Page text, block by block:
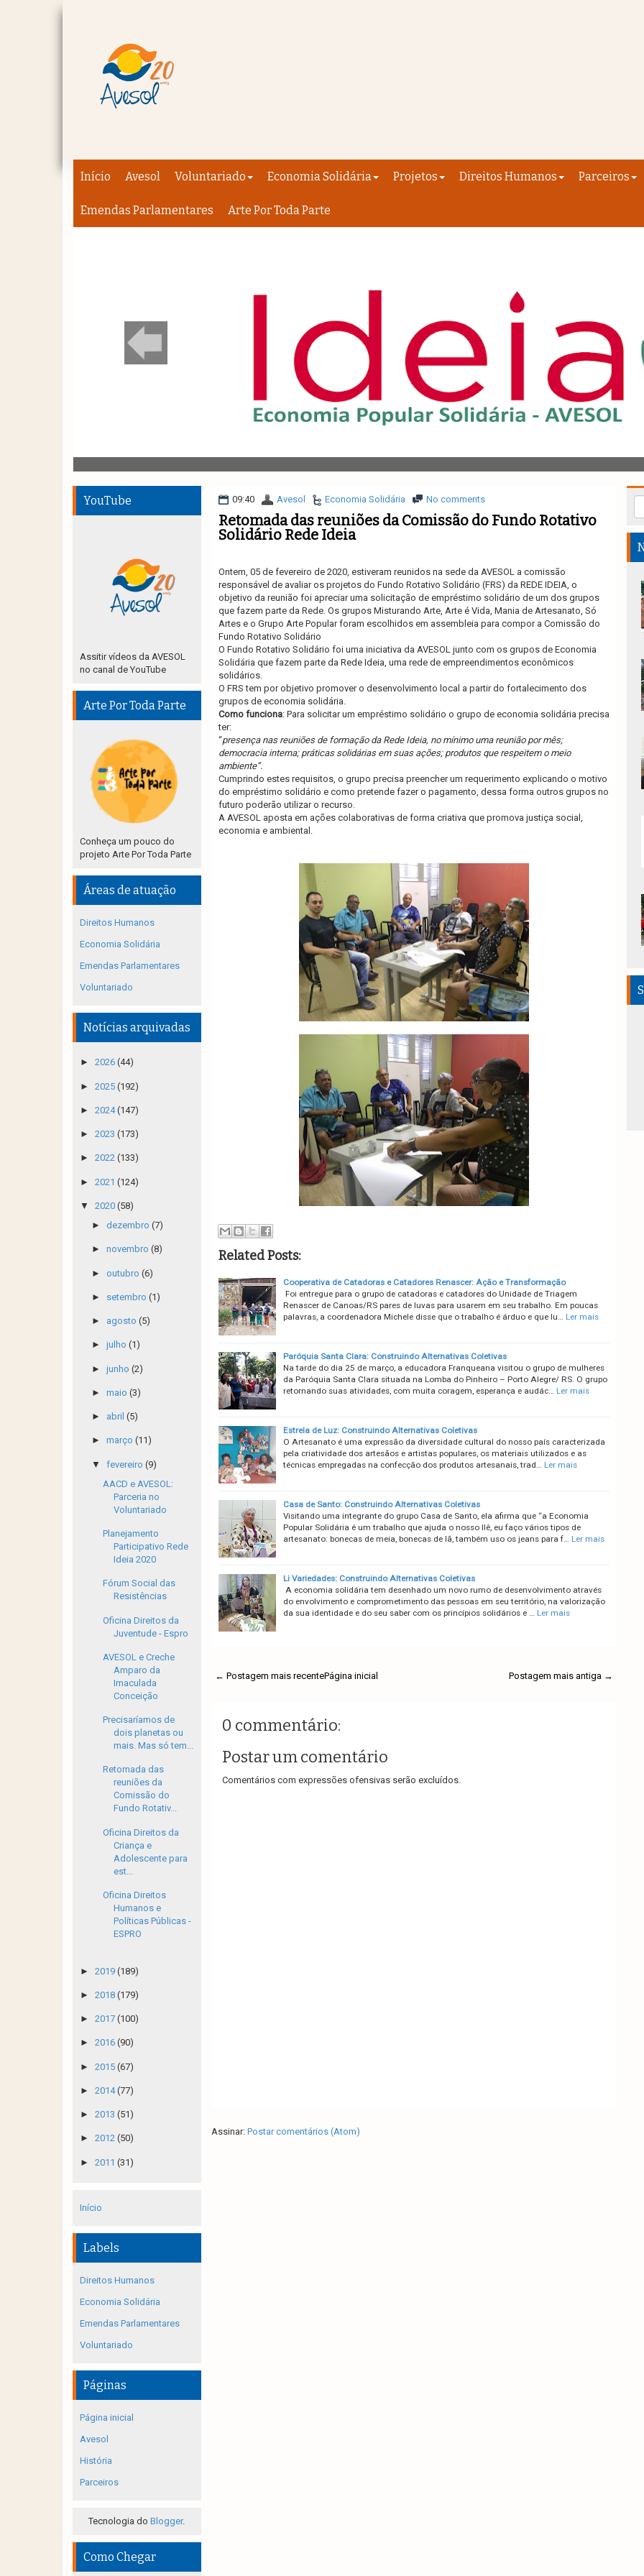
Início Avesol Voluntariado Economia Solidária Projetos Direitos Humanos Parceiros
Emendas Parlamentares Arte Por Toda Parte
09:40 Avesol Economia Solidária No comments
Retomada das reuniões da Comissão do Fundo Rotativo
Solidário Rede Ideia
Ontem, 05 de fevereiro de 2020, estiveram reunidos na sede da AVESOL a comissão
responsável de avaliar os projetos do Fundo Rotativo Solidário (FRS) da REDE IDEIA, o
objetivo da reunião foi apreciar uma solicitação de empréstimo solidário de um dos grupos
que fazem parte da Rede. Os grupos Misturando Arte, Arte é Vida, Mania de Artesanato, Só
Artes e o Grupo Arte Popular foram escolhidos em assembleia para compor a Comissão do
Fundo Rotativo Solidário
O Fundo Rotativo Solidário foi uma iniciativa da AVESOL junto com os grupos de Economia
Solidária que fazem parte da Rede Ideia, uma rede de empreendimentos econômicos
solidários.
O FRS tem por objetivo promover o desenvolvimento local a partir do fortalecimento dos
grupos de economia solidária.
Como funciona: Para solicitar um empréstimo solidário o grupo de economia solidária precisa
ter:
“presença nas reuniões de formação da Rede Ideia, no mínimo uma reunião por mês;
democracia interna; práticas solidárias em suas ações; produtos que respeitem o meio
ambiente”.
Cumprindo estes requisitos, o grupo precisa preencher um requerimento explicando o motivo
do empréstimo solidário e como pretende fazer o pagamento, dessa forma outros grupos no
futuro poderão utilizar o recurso.
A AVESOL aposta em ações colaborativas de forma criativa que promova justiça social,
economia e ambiental.
Related Posts:
Cooperativa de Catadoras e Catadores Renascer: Ação e Transformação
Foi entregue para o grupo de catadoras e catadores do Unidade de Triagem
Renascer de Canoas/RS pares de luvas para usarem em seu trabalho. Em poucas
palavras, a coordenadora Michele disse que o trabalho é árduo e que lu…
Ler mais
Paróquia Santa Clara: Construindo Alternativas Coletivas
Na tarde do dia 25 de março, a educadora Franqueana visitou o grupo de mulheres
da Paróquia Santa Clara situada na Lomba do Pinheiro – Porto Alegre/ RS. O grupo
retornando suas atividades, com muita coragem, esperança e audác…
Ler mais
Estrela de Luz: Construindo Alternativas Coletivas
O Artesanato é uma expressão da diversidade cultural do nosso país caracterizada
pela criatividade dos artesãos e artistas populares, os materiais utilizados e as
técnicas empregadas na confecção dos produtos artesanais, trad…
Ler mais
Casa de Santo: Construindo Alternativas Coletivas
Visitando uma integrante do grupo Casa de Santo, ela afirma que “a Economia
Popular Solidária é um trabalho que ajuda o nosso Ilê, eu faço vários tipos de
artesanato: bonecas de meia, bonecas de lã, também uso os jeans para f…
Ler mais
Li Variedades: Construindo Alternativas Coletivas
A economia solidária tem desenhado um novo rumo de desenvolvimento através
do envolvimento e comprometimento das pessoas em seu território, na valorização
da sua identidade e do seu saber com os princípios solidários e …
Ler mais
← Postagem mais recente Postagem mais antiga →
Página inicial
0 commentário:
Postar um comentário
Comentários com expressões ofensivas serão excluídos.
Assinar: Postar comentários (Atom)
YouTube
Assitir vídeos da AVESOL
no canal de YouTube
Arte Por Toda Parte
Conheça um pouco do
projeto Arte Por Toda Parte
Áreas de atuação
Direitos Humanos
Economia Solidária
Emendas Parlamentares
Voluntariado
Notícias arquivadas
► 2026 (44)
► 2025 (192)
► 2024(147)
► 2023 (173)
► 2022 (133)
► 2021 (124)
▼ 2020 (58)
► dezembro (7)
► novembro (8)
► outubro (6)
► setembro (1)
► agosto (5)
► julho (1)
► junho (2)
► maio (3)
► abril (5)
► março (11)
▼ fevereiro (9)
AACD e AVESOL:
Parceria no
Voluntariado
Planejamento
Participativo Rede
Ideia 2020
Fórum Social das
Resistências
Oficina Direitos da
Juventude - Espro
AVESOL e Creche
Amparo da
Imaculada
Conceição
Precisaríamos de
dois planetas ou
mais. Mas só tem...
Retomada das
reuniões da
Comissão do
Fundo Rotativ...
Oficina Direitos da
Criança e
Adolescente para
est...
Oficina Direitos
Humanos e
Políticas Públicas -
ESPRO
► 2019 (189)
► 2018 (179)
► 2017 (100)
► 2016 (90)
► 2015 (67)
► 2014(77)
► 2013 (51)
► 2012 (50)
► 2011 (31)
Início
Labels
Direitos Humanos
Economia Solidária
Emendas Parlamentares
Voluntariado
Páginas
Página inicial
Avesol
História
Parceiros
Tecnologia doBlogger.
Como Chegar